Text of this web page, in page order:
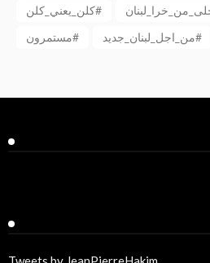
كلن_يعني_كلن#
مستمرون#
من_اجل_لبنان_جديد#